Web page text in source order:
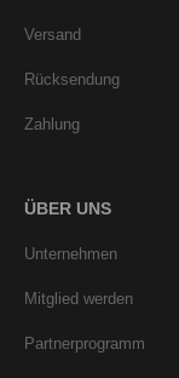
Versand
Rücksendung
Zahlung
ÜBER UNS
Unternehmen
Mitglied werden
Partnerprogramm